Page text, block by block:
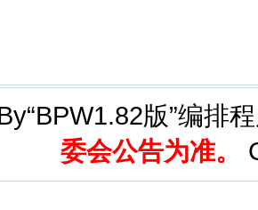
版”编排
委会公告为准。